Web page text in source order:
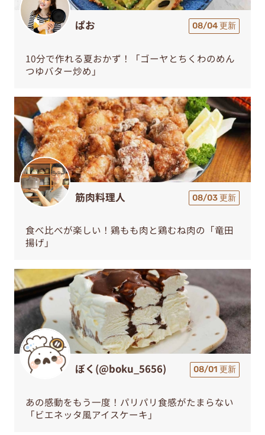
ぱお 08/04 更新
10分で作れる夏おかず！「ゴーヤとちくわのめん
つゆバター炒め」
筋肉料理人 08/03 更新
食べ比べが楽しい！鶏もも肉と鶏むね肉の「竜田
揚げ」
ぼく(@boku_5656) 08/01 更新
あの感動をもう一度！パリパリ食感がたまらない
「ビエネッタ風アイスケーキ」